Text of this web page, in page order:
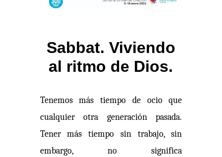
Sabbat. Viviendo
al ritmo de Dios.
Tenemos más tiempo de ocio que
cualquier otra generación pasada.
Tener más tiempo sin trabajo, sin
embargo, no significa